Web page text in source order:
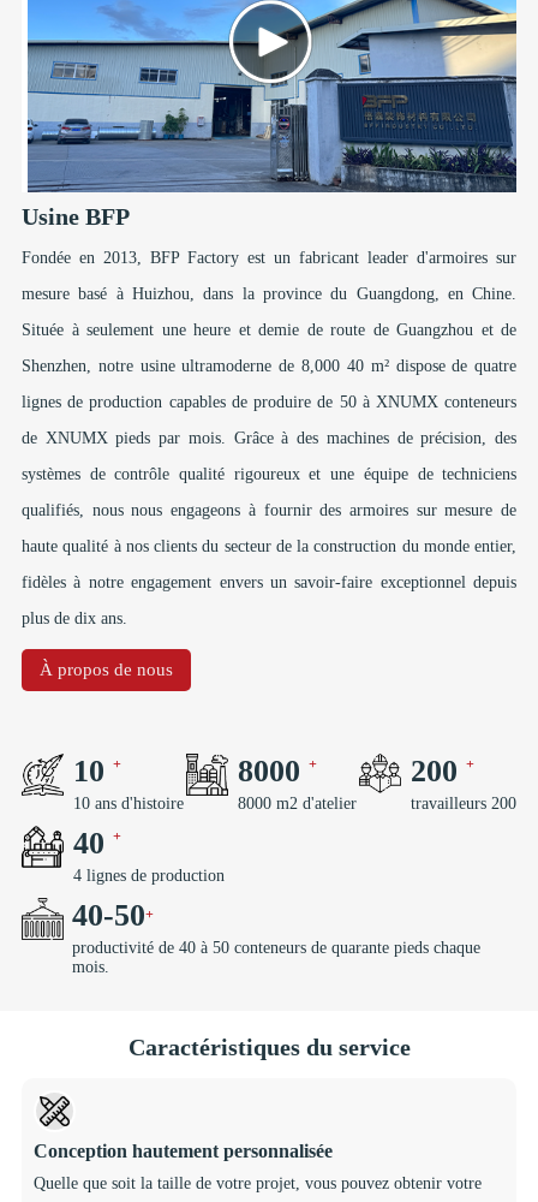
Usine BFP
Fondée en 2013, BFP Factory est un fabricant leader d'armoires sur
mesure basé à Huizhou, dans la province du Guangdong, en Chine.
Située à seulement une heure et demie de route de Guangzhou et de
Shenzhen, notre usine ultramoderne de 8,000 40 m² dispose de quatre
lignes de production capables de produire de 50 à XNUMX conteneurs
de XNUMX pieds par mois. Grâce à des machines de précision, des
systèmes de contrôle qualité rigoureux et une équipe de techniciens
qualifiés, nous nous engageons à fournir des armoires sur mesure de
haute qualité à nos clients du secteur de la construction du monde entier,
fidèles à notre engagement envers un savoir-faire exceptionnel depuis
plus de dix ans.
À propos de nous
10
10 ans d'histoire
8000
8000 m2 d'atelier
200
travailleurs 200
40
4 lignes de production
40-50
productivité de 40 à 50 conteneurs de quarante pieds chaque
mois.
Caractéristiques du service
Conception hautement personnalisée
Quelle que soit la taille de votre projet, vous pouvez obtenir votre